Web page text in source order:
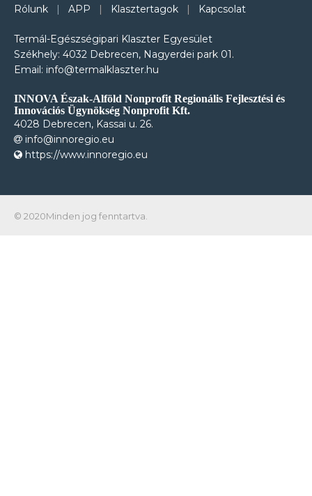
Rólunk APP Klasztertagok Kapcsolat
Termál-Egészségipari Klaszter Egyesület
Székhely: 4032 Debrecen, Nagyerdei park 01.
Email: info@termalklaszter.hu
INNOVA Észak-Alföld Nonprofit Regionális Fejlesztési és
Innovációs Ügynökség Nonprofit Kft.
4028 Debrecen, Kassai u. 26.
info@innoregio.eu
https://www.innoregio.eu
© 2020Minden jog fenntartva.